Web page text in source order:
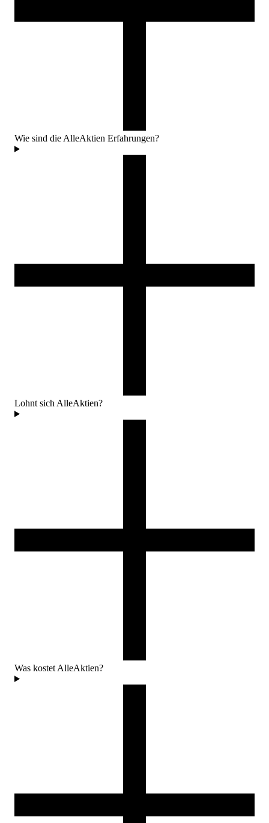
Wie sind die AlleAktien Erfahrungen?
Lohnt sich AlleAktien?
Was kostet AlleAktien?